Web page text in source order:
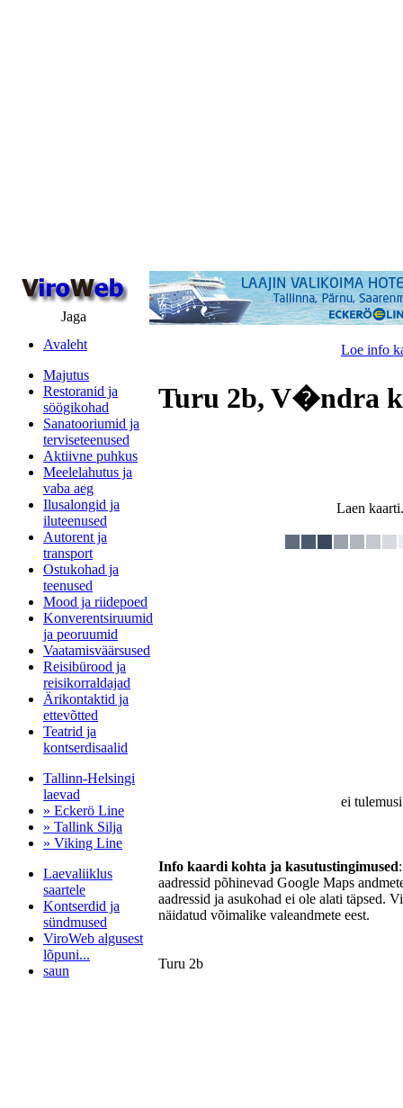
Jaga
Avaleht
Majutus
Restoranid ja
söögikohad
Sanatooriumid ja
terviseteenused
Aktiivne puhkus
Meelelahutus ja
vaba aeg
Ilusalongid ja
iluteenused
Autorent ja
transport
Ostukohad ja
teenused
Mood ja riidepoed
Konverentsiruumid
ja peoruumid
Vaatamisväärsused
Reisibürood ja
reisikorraldajad
Ärikontaktid ja
ettevõtted
Teatrid ja
kontserdisaalid
Tallinn-Helsingi
laevad
» Eckerö Line
» Tallink Silja
» Viking Line
Laevaliiklus
saartele
Kontserdid ja
sündmused
ViroWeb algusest
lõpuni...
saun
Loe info
Turu 2b, V�ndra
Laen
ei
Info kaardi kohta ja kasutustingimused
aadressid põhinevad Google Maps
aadressid ja asukohad ei ole alati täpsed.
näidatud võimalike valeandmete eest.
Turu 2b